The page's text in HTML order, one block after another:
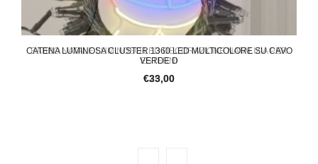
BABBO NATALE LUMINOSO LED DECORAZIONE NATALIZIA PER
ESTERNI
€29,00
CATENA LUMINOSA CLUSTER 1360 LED MULTICOLORE SU CAVO
VERDE D
€33,00